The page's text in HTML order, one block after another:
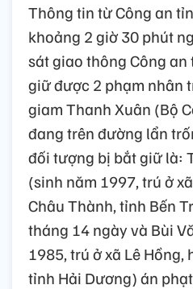
Thông tin từ Công an
khoảng 2 giờ 30 phút
sát giao thông Công
giữ được 2 phạm nhân
giam Thanh Xuân (Bộ
đang trên đường lẩn
đối tượng bị bắt giữ là:
(sinh năm 1997, trú ở
Châu Thành, tỉnh Bến
tháng 14 ngày và Bùi
1985, trú ở xã Lê
tỉnh Hải Dương) án